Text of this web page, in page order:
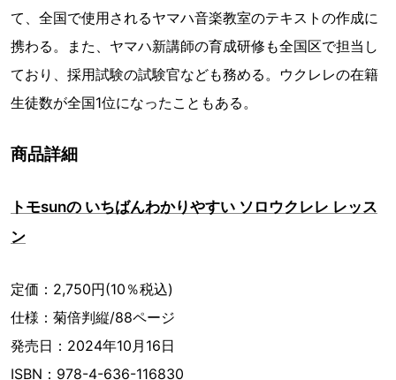
て、全国で使用されるヤマハ音楽教室のテキストの作成に
携わる。また、ヤマハ新講師の育成研修も全国区で担当し
ており、採用試験の試験官なども務める。ウクレレの在籍
生徒数が全国1位になったこともある。
商品詳細
トモsunの いちばんわかりやすい ソロウクレレ レッス
ン
定価：2,750円(10％税込)
仕様：菊倍判縦/88ページ
発売日：2024年10月16日
ISBN：978-4-636-116830